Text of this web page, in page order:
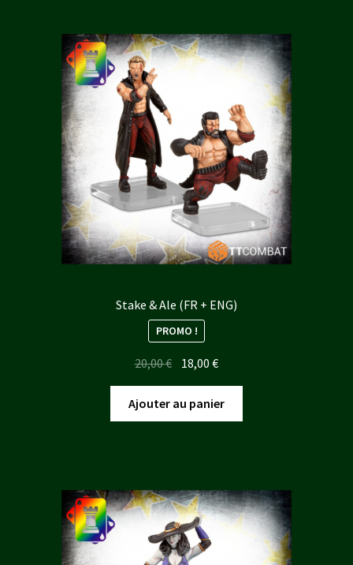
Stake & Ale (FR + ENG)
PROMO !
20,00€ Le
prix
initial
était :
18,00€Le
prix
actuel
est :
Ajouter au panier